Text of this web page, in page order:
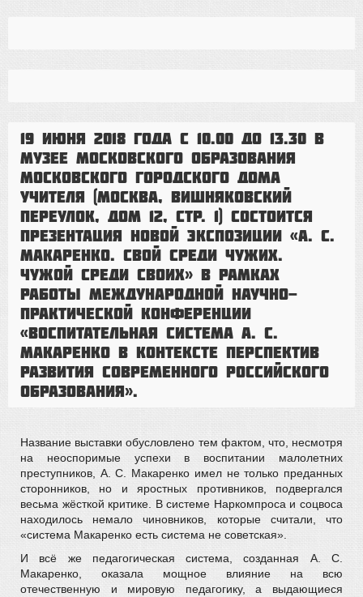
19 июня 2018 года с 10.00 до 13.30 в
Музее московского образования
Московского городского Дома
учителя (Москва, Вишняковский
переулок, дом 12, стр. 1) состоится
презентация новой экспозиции «А. С.
Макаренко. Свой среди чужих.
Чужой среди своих» в рамках
работы Международной научно-
практической конференции
«Воспитательная система А. С.
Макаренко в контексте перспектив
развития современного российского
образования».
Название выставки обусловлено тем фактом, что, несмотря
на неоспоримые успехи в воспитании малолетних
преступников, А. С. Макаренко имел не только преданных
сторонников, но и яростных противников, подвергался
весьма жёсткой критике. В системе Наркомпроса и соцвоса
находилось немало чиновников, которые считали, что
«система Макаренко есть система не советская».
И всё же педагогическая система, созданная А. С.
Макаренко, оказала мощное влияние на всю
отечественную и мировую педагогику, а выдающиеся